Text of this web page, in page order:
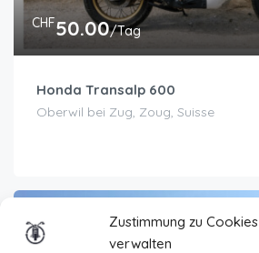
Zustimmung zu Cookies
verwalten
CHF50.00/Tag
Honda Transalp 600
Oberwil bei Zug, Zoug, Suisse